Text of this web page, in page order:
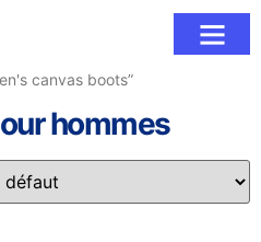
canvas boots”
hommes